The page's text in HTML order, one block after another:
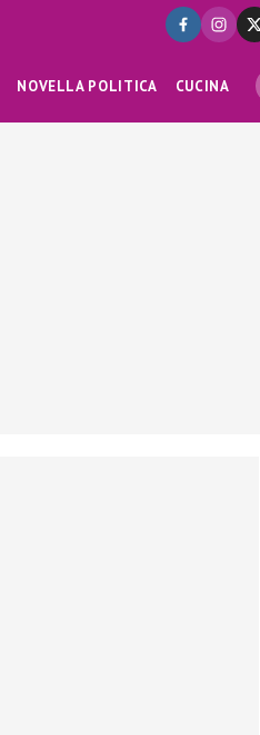
NOVELLA POLITICA CUCINA